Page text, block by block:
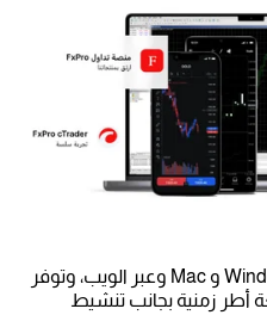
المنصة متاحة لسطح مكتب Windows و Mac وعبر الويب، وتوفر
أطر زمنية بجانب تنشيط